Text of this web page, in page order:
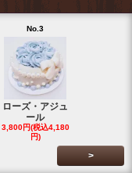
No.3
ローズ・アジュ
ール
3,800円(税込4,180
円)
>